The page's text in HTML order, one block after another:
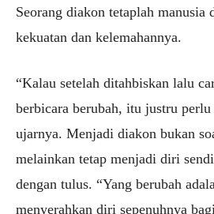
Seorang diakon tetaplah manusia
kekuatan dan kelemahannya.
“Kalau setelah ditahbiskan lalu
berbicara berubah, itu justru perlu
ujarnya. Menjadi diakon bukan
melainkan tetap menjadi diri
dengan tulus. “Yang berubah
menyerahkan diri sepenuhnya